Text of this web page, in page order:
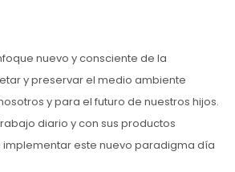
nuevo y consciente de la
y preservar el medio ambiente
y para el futuro de nuestros hijos.
diario y con sus productos
este nuevo paradigma día